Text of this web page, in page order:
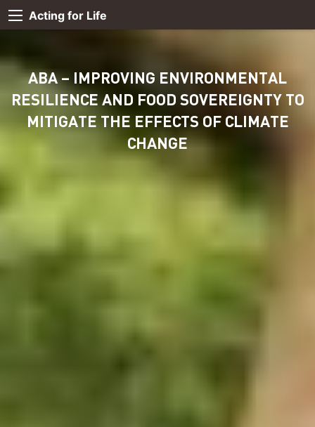
Acting for Life
ABA – IMPROVING ENVIRONMENTAL
RESILIENCE AND FOOD SOVEREIGNTY TO
MITIGATE THE EFFECTS OF CLIMATE
CHANGE